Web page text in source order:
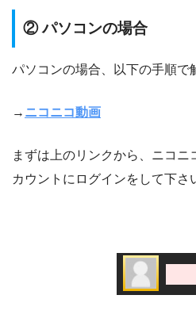
② パソコンの場合
パソコンの場合、以下の手順で
→ ニコニコ動画
まずは上のリンクから、ニコニ
カウントにログインをして下さ